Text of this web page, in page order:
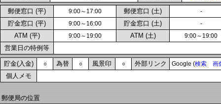
郵便窓口 (平) 9:00～17:00 郵便窓口 (土) -
貯金窓口 (平) 9:00～16:00 貯金窓口 (土) -
ATM (平) 9:00～19:00 ATM (土) 9:00～19:00
営業日の特例等
貯金(入金) ○ 為替 ○ 風景印 ○ 外部リンク Google (検索 画
個人メモ
郵便局の位置